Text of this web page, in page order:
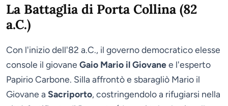
La Battaglia di Porta Collina (82
a.C.)
Con l'inizio dell'82 a.C., il governo democratico elesse
console il giovane Gaio Mario il Giovanee l'esperto
Papirio Carbone. Silla affrontò e sbaragliò Mario il
Giovane a Sacriporto, costringendolo a rifugiarsi nella